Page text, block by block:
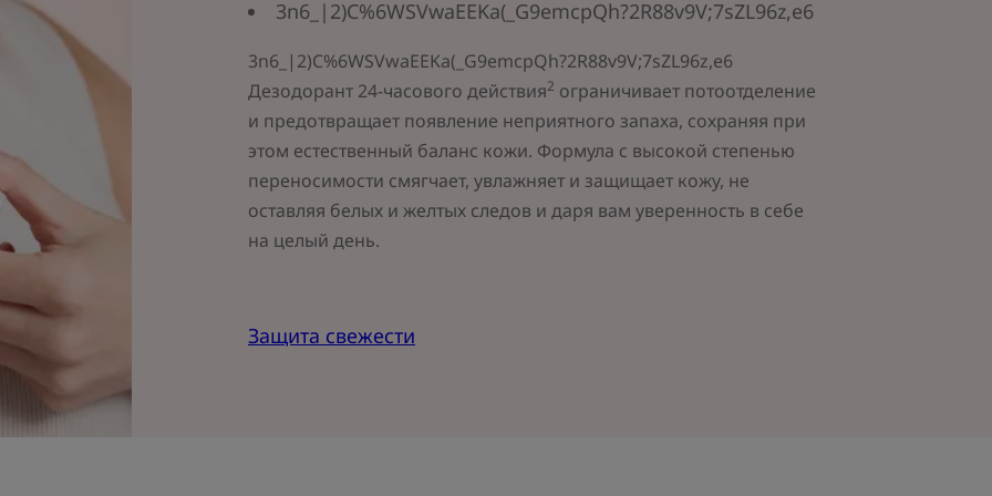
3n6_|2)C%6WSVwaEEKa(_G9emcpQh?2R88v9V;7sZL96z,e6
3n6_|2)C%6WSVwaEEKa(_G9emcpQh?2R88v9V;7sZL96z,e6
Дезодорант 24-часового действия2 ограничивает потоотделение
и предотвращает появление неприятного запаха, сохраняя при
этом естественный баланс кожи. Формула с высокой степенью
переносимости смягчает, увлажняет и защищает кожу, не
оставляя белых и желтых следов и даря вам уверенность в себе
на целый день.
Защита свежести